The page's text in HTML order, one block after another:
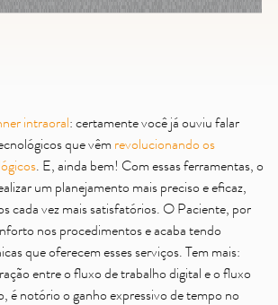
intraoral: certamente você já ouviu falar
que vêm revolucionando os
. E, ainda bem! Com essas ferramentas, o
um planejamento mais preciso e eficaz,
cada vez mais satisfatórios. O Paciente, por
nos procedimentos e acaba tendo
que oferecem esses serviços. Tem mais:
entre o fluxo de trabalho digital e o fluxo
é notório o ganho expressivo de tempo no